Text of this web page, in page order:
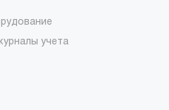
учета